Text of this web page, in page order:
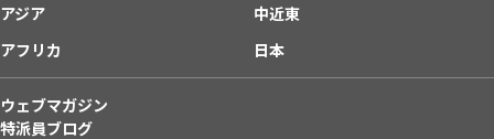
アジア
中近東
アフリカ
日本
ウェブマガジン
特派員ブログ